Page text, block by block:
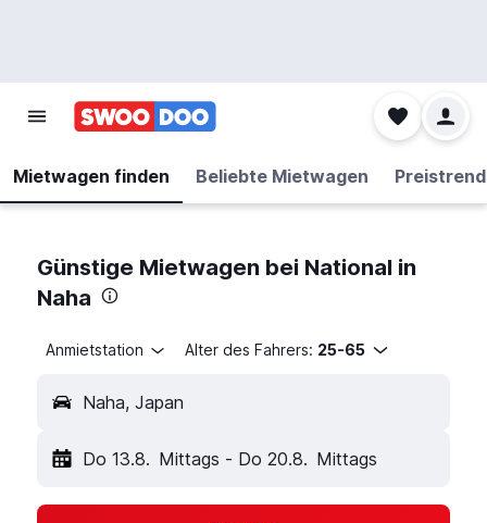
Mietwagen finden Beliebte Mietwagen
Günstige Mietwagen bei National in
Naha
Anmietstation Alter des Fahrers: 25-65
Naha, Japan
Do 13.8. Mittags - Do 20.8. Mittags